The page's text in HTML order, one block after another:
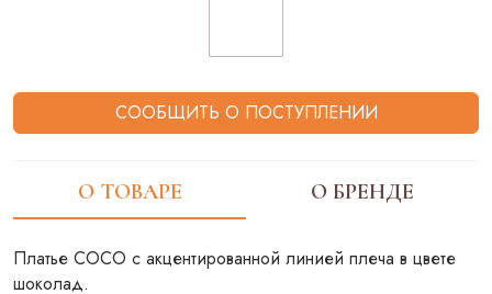
СООБЩИТЬ О ПОСТУПЛЕНИИ
О ТОВАРЕ О БРЕНДЕ
Платье COCO c акцентированной линией плеча в цвете
шоколад.